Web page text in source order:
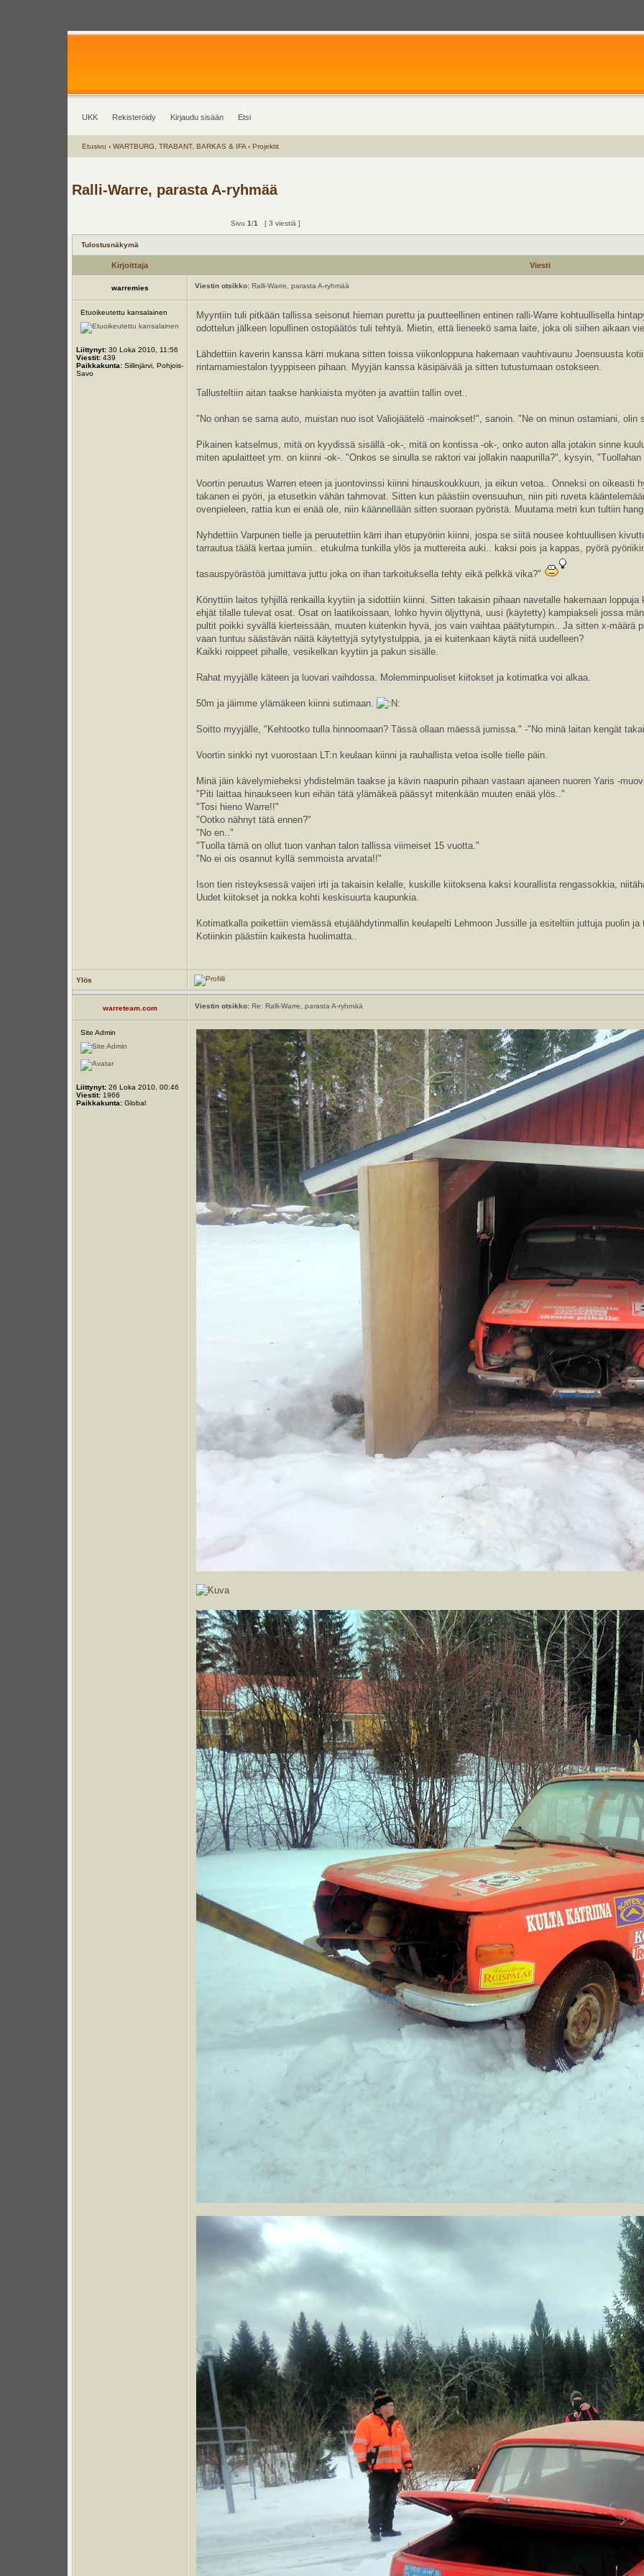
UKK Rekisteröidy Kirjaudu sisään Etsi
Etusivu ‹ WARTBURG, TRABANT, BARKAS & IFA ‹ Projektit
Ralli-Warre, parasta A-ryhmää
Sivu1/1 [ 3 viestiä ]
Tulostusnäkymä
Kirjoittaja Viesti
warremies Viestin otsikko: Ralli-Warre, parasta A-ryhmää
Etuoikeutettu kansalainen
Liittynyt: 30 Loka 2010, 11:56
Viestit: 439
Paikkakunta: Siilinjärvi, Pohjois-
Savo
Myyntiin tuli pitkään tallissa seisonut hieman purettu ja puutteellinen entinen ralli-Warre kohtuullisella
odottelun jälkeen lopullinen ostopäätös tuli tehtyä. Mietin, että lieneekö sama laite, joka oli siihen aikaan
Lähdettiin kaverin kanssa kärri mukana sitten toissa viikonloppuna hakemaan vauhtivaunu Joensuusta
rintamamiestalon tyyppiseen pihaan. Myyjän kanssa käsipäivää ja sitten tutustumaan ostokseen.
Tallusteltiin aitan taakse hankiaista myöten ja avattiin tallin ovet..
"No onhan se sama auto, muistan nuo isot Valiojäätelö -mainokset!", sanoin. "Ne on minun ostamiani,
Pikainen katselmus, mitä on kyydissä sisällä -ok-, mitä on kontissa -ok-, onko auton alla jotakin sinne
miten apulaitteet ym. on kiinni -ok-. "Onkos se sinulla se raktori vai jollakin naapurilla?", kysyin,
Voortin peruutus Warren eteen ja juontovinssi kiinni hinauskoukkuun, ja eikun vetoa.. Onneksi on oikeasti
takanen ei pyöri, ja etusetkin vähän tahmovat. Sitten kun päästiin ovensuuhun, niin piti ruveta
ovenpieleen, rattia kun ei enää ole, niin käännellään sitten suoraan pyöristä. Muutama metri kun tultiin
Nyhdettiin Varpunen tielle ja peruutettiin kärri ihan etupyöriin kiinni, jospa se siitä nousee kohtuullisen
tarrautua täälä kertaa jumiin.. etukulma tunkilla ylös ja muttereita auki.. kaksi pois ja kappas, pyörä
tasauspyörästöä jumittava juttu joka on ihan tarkoituksella tehty eikä pelkkä vika?"
Könyttiin laitos tyhjillä renkailla kyytiin ja sidottiin kiinni. Sitten takaisin pihaan navetalle hakemaan
ehjät tilalle tulevat osat. Osat on laatikoissaan, lohko hyvin öljyttynä, uusi (käytetty) kampiakseli jossa
pultit poikki syvällä kierteissään, muuten kuitenkin hyvä, jos vain vaihtaa päätytumpin.. Ja sitten x-määrä
vaan tuntuu säästävän näitä käytettyjä sytytystulppia, ja ei kuitenkaan käytä niitä uudelleen?
Kaikki roippeet pihalle, vesikelkan kyytiin ja pakun sisälle.
Rahat myyjälle käteen ja luovari vaihdossa. Molemminpuoliset kiitokset ja kotimatka voi alkaa.
50m ja jäimme ylämäkeen kiinni sutimaan.
Soitto myyjälle, "Kehtootko tulla hinnoomaan? Tässä ollaan mäessä jumissa." -"No minä laitan kengät
Voortin sinkki nyt vuorostaan LT:n keulaan kiinni ja rauhallista vetoa isolle tielle päin.
Minä jäin kävelymieheksi yhdistelmän taakse ja kävin naapurin pihaan vastaan ajaneen nuoren Yaris -
"Piti laittaa hinaukseen kun eihän tätä ylämäkeä päässyt mitenkään muuten enää ylös.."
"Tosi hieno Warre!!"
"Ootko nähnyt tätä ennen?"
"No en.."
"Tuolla tämä on ollut tuon vanhan talon tallissa viimeiset 15 vuotta."
"No ei ois osannut kyllä semmoista arvata!!"
Ison tien risteyksessä vaijeri irti ja takaisin kelalle, kuskille kiitoksena kaksi kourallista rengassokkia,
Uudet kiitokset ja nokka kohti keskisuurta kaupunkia.
Kotimatkalla poikettiin viemässä etujäähdytinmallin keulapelti Lehmoon Jussille ja esiteltiin juttuja puolin ja
Kotiinkin päästiin kaikesta huolimatta..
Ylös
warreteam.com Viestin otsikko: Re: Ralli-Warre, parasta A-ryhmää
Site Admin
Liittynyt: 26 Loka 2010, 00:46
Viestit: 1966
Paikkakunta: Global